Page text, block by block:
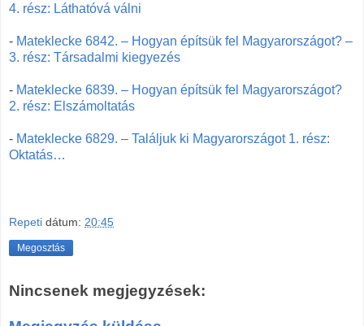
4. rész: Láthatóvá válni
- Mateklecke 6842. – Hogyan építsük fel Magyarországot? –
3. rész: Társadalmi kiegyezés
- Mateklecke 6839. – Hogyan építsük fel Magyarországot?
2. rész: Elszámoltatás
- Mateklecke 6829. – Találjuk ki Magyarországot 1. rész:
Oktatás…
Repeti dátum: 20:45
Megosztás
Nincsenek megjegyzések: